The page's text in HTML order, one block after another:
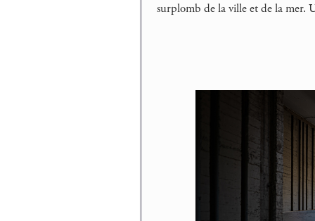
surplomb de la ville et de la mer.